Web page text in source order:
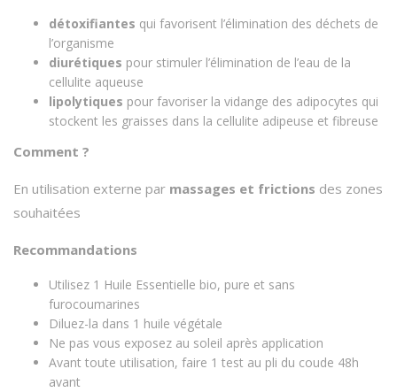
détoxifiantes qui favorisent l’élimination des déchets de
l’organisme
diurétiques pour stimuler l’élimination de l’eau de la
cellulite aqueuse
lipolytiques pour favoriser la vidange des adipocytes qui
stockent les graisses dans la cellulite adipeuse et fibreuse
Comment ?
En utilisation externe par massages et frictions des zones
souhaitées
Recommandations
Utilisez 1 Huile Essentielle bio, pure et sans
furocoumarines
Diluez-la dans 1 huile végétale
Ne pas vous exposez au soleil après application
Avant toute utilisation, faire 1 test au pli du coude 48h
avant